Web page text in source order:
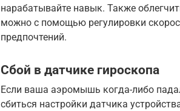
нарабатывайте навык. Также
можно с помощью регулировки
предпочтений.
Сбой в датчике гироскопа
Если ваша аэромышь когда-либо
сбиться настройки датчика